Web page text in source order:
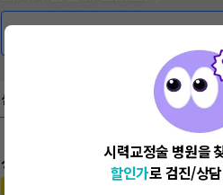
심평원 가격공개 병원
성모안과의원
시력교정술 병원을
할인가로 검진/상